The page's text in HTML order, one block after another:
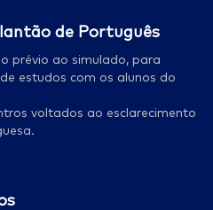
de Português
prévio ao simulado, para
estudos com os alunos do
voltados ao esclarecimento